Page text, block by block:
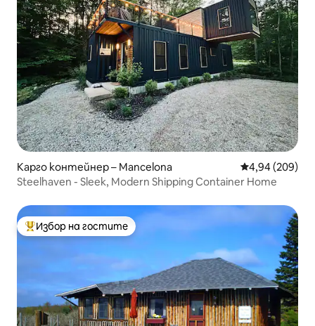
Карго контейнер – Mancelona Средна
4,94 (209)
Steelhaven - Sleek, Modern Shipping Container Home
Най-популярен избор на гостите
Избор на гостите